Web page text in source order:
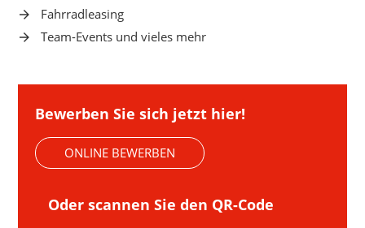
Fahrradleasing
Team-Events und vieles mehr
Bewerben Sie sich jetzt hier!
ONLINE BEWERBEN
Oder scannen Sie den QR-Code